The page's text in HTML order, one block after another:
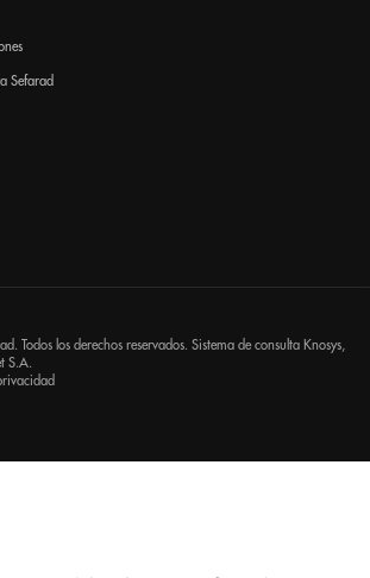
Sefarad
Todos los derechos reservados. Sistema de consulta Knosys,
S.A.